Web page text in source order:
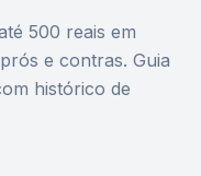
500 reais em
e contras. Guia
histórico de